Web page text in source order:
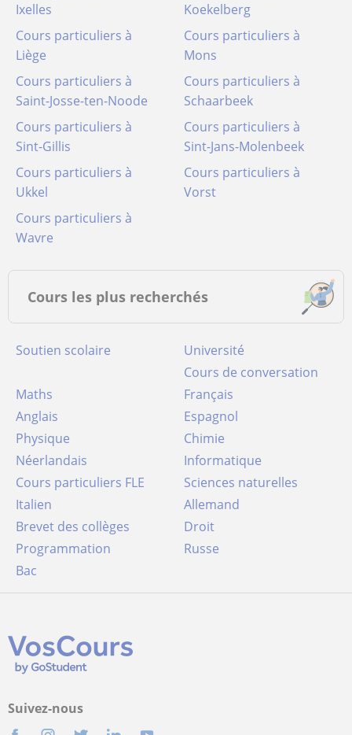
Ixelles
Koekelberg
Cours particuliers à
Liège
Cours particuliers à
Mons
Cours particuliers à
Saint-Josse-ten-Noode
Cours particuliers à
Schaarbeek
Cours particuliers à
Sint-Gillis
Cours particuliers à
Sint-Jans-Molenbeek
Cours particuliers à
Ukkel
Cours particuliers à
Vorst
Cours particuliers à
Wavre
Cours les plus recherchés
Soutien scolaire
Université
Cours de conversation
Maths
Français
Anglais
Espagnol
Physique
Chimie
Néerlandais
Informatique
Cours particuliers FLE
Sciences naturelles
Italien
Allemand
Brevet des collèges
Droit
Programmation
Russe
Bac
Suivez-nous